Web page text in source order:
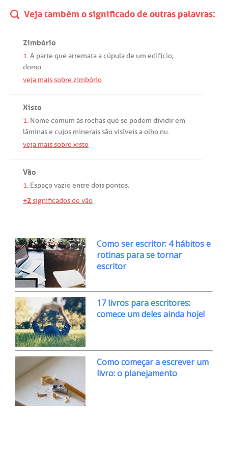
Veja também o significado de outras palavras:
Zimbório
1.A parte que arremataacúpulade um edifício;
domo.
veja mais sobre zimbório
Xisto
1. Nome comum às rochasque se podem dividirem
lâminase cujos mineraissãovisíveisaolho nu.
veja mais sobre xisto
Vão
1. Espaçovazioentre dois pontos.
+2significados de vão
Como ser escritor: 4 hábitos e
rotinas para se tornar
escritor
17 livros para escritores:
comece um deles ainda hoje!
Como começar a escrever um
livro: o planejamento